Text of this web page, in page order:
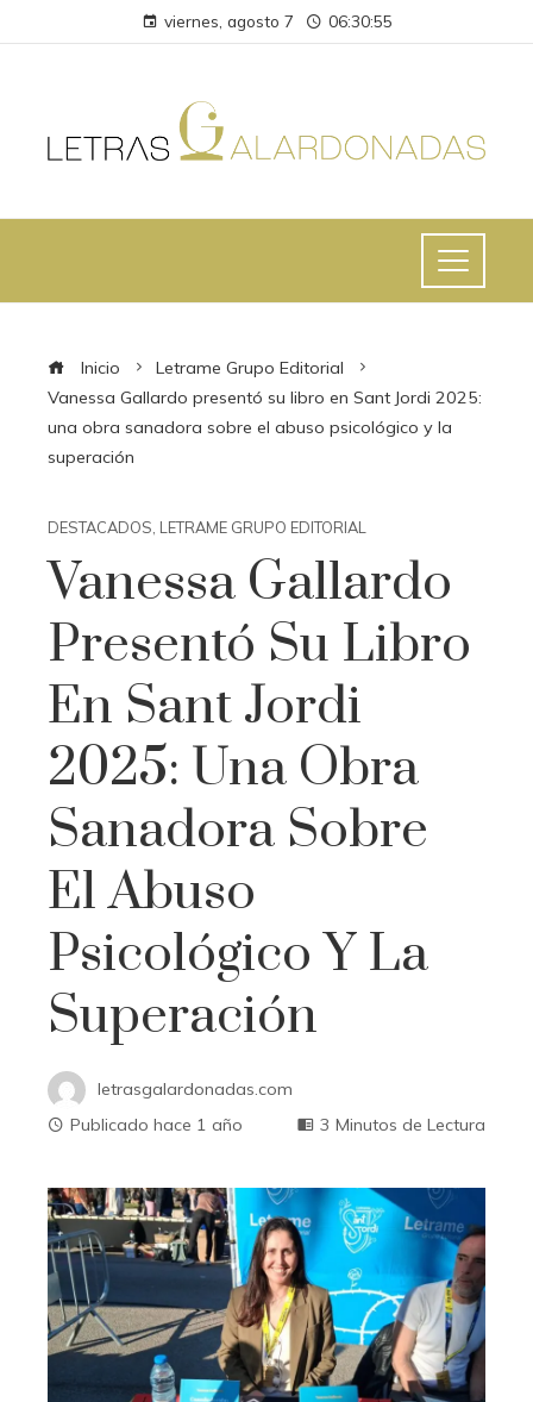
viernes, agosto 7 06:30:56
Inicio
Letrame Grupo Editorial
Vanessa Gallardo presentó su libro en Sant Jordi 2025:
una obra sanadora sobre el abuso psicológico y la
superación
DESTACADOS LETRAME GRUPO EDITORIAL
Vanessa Gallardo
Presentó Su Libro
En Sant Jordi
2025: Una Obra
Sanadora Sobre
El Abuso
Psicológico Y La
Superación
letrasgalardonadas.com
Publicado hace 1 año
3 Minutos de Lectura